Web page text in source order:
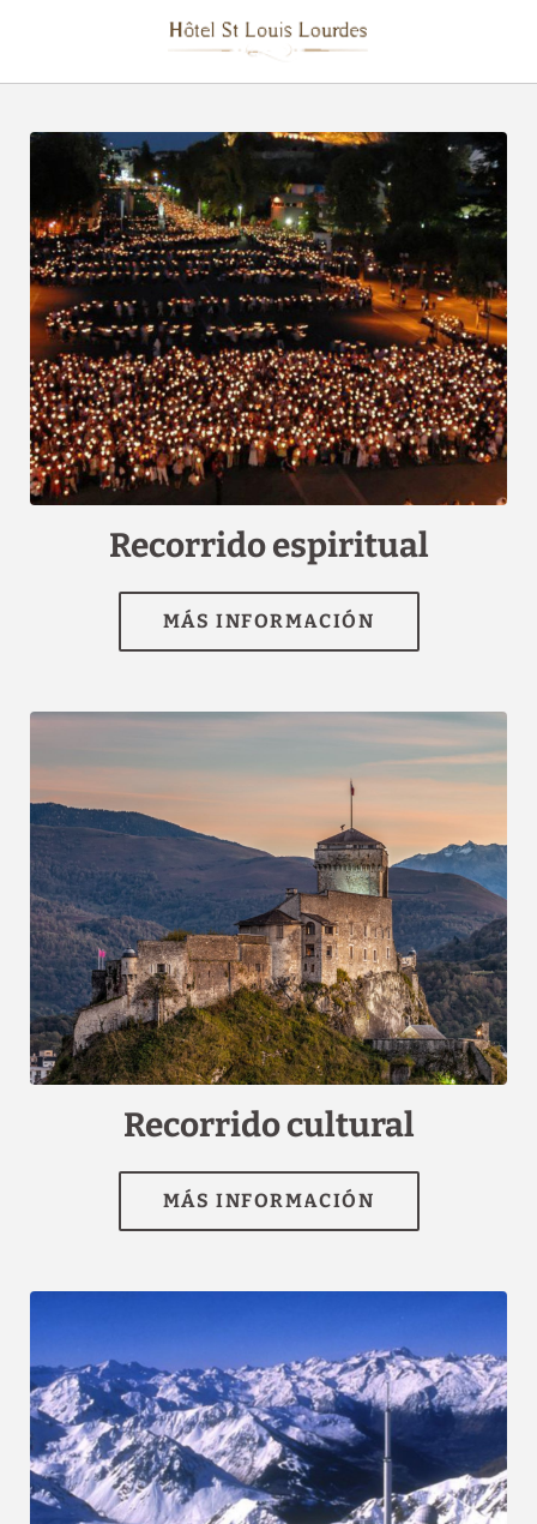
[{"url":"https:\/\/synergy.booking-
channel.com\/api\/hotels\/1507\/medias\/125#H\u00f4tel
Saint Louis_Lourdes_Recorrido espiritual","name":""}]
Recorrido espiritual
MÁS INFORMACIÓN
[{"url":"https:\/\/synergy.booking-
channel.com\/api\/hotels\/1507\/medias\/74#H\u00f4tel Saint
Louis_Lourdes_Recorrido cultural","name":""}]
Recorrido cultural
MÁS INFORMACIÓN